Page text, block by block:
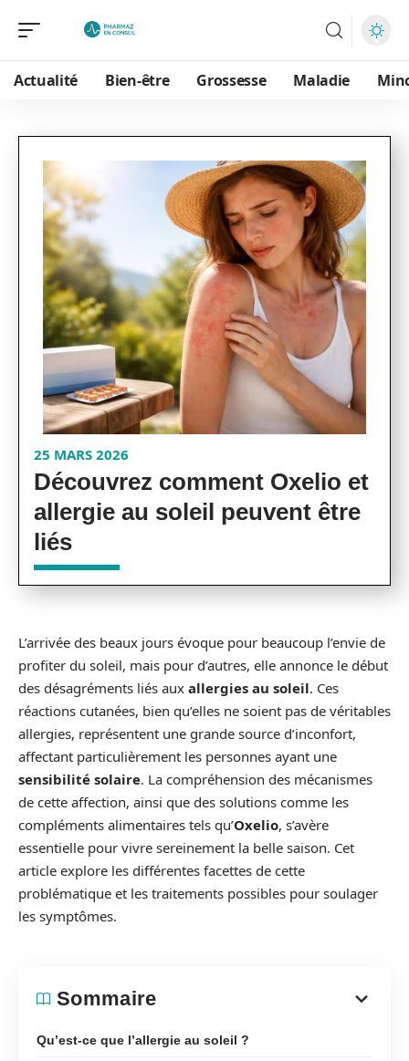
Actualité Bien-être Grossesse Maladie
25 MARS 2026
Découvrez comment Oxelio et
allergie au soleil peuvent être
liés
L’arrivée des beaux jours évoque pour beaucoup l’envie de
profiter du soleil, mais pour d’autres, elle annonce le début
des désagréments liés aux allergies au soleil. Ces
réactions cutanées, bien qu’elles ne soient pas de véritables
allergies, représentent une grande source d’inconfort,
affectant particulièrement les personnes ayant une
sensibilité solaire. La compréhension des mécanismes
de cette affection, ainsi que des solutions comme les
compléments alimentaires tels qu’Oxelio, s’avère
essentielle pour vivre sereinement la belle saison. Cet
article explore les différentes facettes de cette
problématique et les traitements possibles pour soulager
les symptômes.
Sommaire
Qu’est-ce que l’allergie au soleil ?